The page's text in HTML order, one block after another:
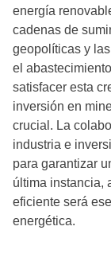
energía
cadenas de
geopolíticas y
el
satisfacer esta
inversión en
crucial. La
industria e
para garantizar
última instancia,
eficiente será
energética.